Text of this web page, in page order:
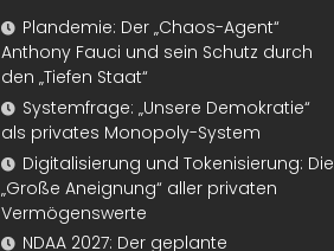
Plandemie: Der „Chaos-Agent“
Anthony Fauci und sein Schutz durch
den „Tiefen Staat“
Systemfrage: „Unsere Demokratie“
als privates Monopoly-System
Digitalisierung und Tokenisierung: Die
„Große Aneignung“ aller privaten
Vermögenswerte
NDAA 2027: Der geplante